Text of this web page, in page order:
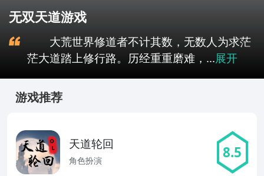
无双天道游戏
大荒世界修道者不计其数，无数人为求茫
茫大道踏上修行路。历经重重磨难，...展开
游戏推荐
天道轮回
角色扮演 8.5